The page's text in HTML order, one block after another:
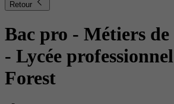
Retour
Bac pro - Métiers
- Lycée
Forest